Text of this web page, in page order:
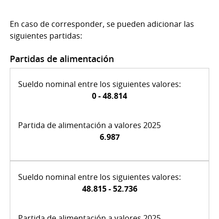
En caso de corresponder, se pueden adicionar las
siguientes partidas:
Partidas de alimentación
0 - 48.814
6.987
48.815 - 52.736